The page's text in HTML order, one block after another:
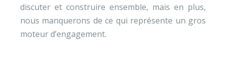
discuter et construire ensemble, mais en plus,
nous manquerons de ce qui représente un gros
moteur d’engagement.